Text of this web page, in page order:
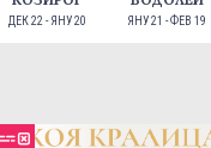
ДЕК 22 - ЯНУ 20 ЯНУ 21 - ФЕВ 19